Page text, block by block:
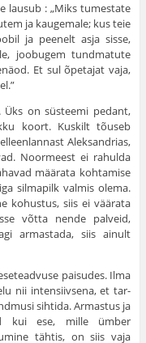
lausub : „Miks tumes­tate
ja kaugemale; kus teie
ja peenelt asja sisse,
joobugem tundmatute
Et sul õpetajat vaja,
on süsteemi pedant,
koort. Kuskilt tõuseb
Aleksandrias,
Noormeest ei rahulda
määrata kohtamise
silmapilk valmis olema.
kohustus, siis ei väärata
võtta nende palveid,
armastada, siis ainult
paisudes. Ilma
nii intensiivsena, et tar­
sihtida. Armastus ja
kui ese, mille ümber
tähtis, on siis vaja